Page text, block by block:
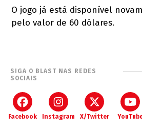
O jogo já está disponível
pelo valor de 60 dólares.
SIGA O BLAST NAS REDES
SOCIAIS
Facebook Instagram X/Twitter